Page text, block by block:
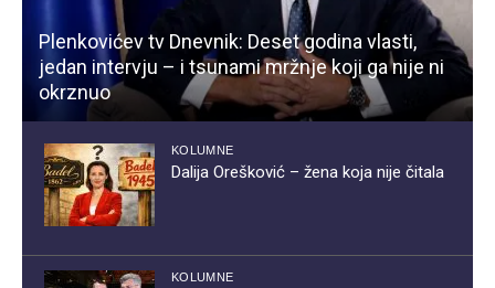
Plenkovićev tv Dnevnik: Deset godina vlasti,
jedan intervju – i tsunami mržnje koji ga nije ni
okrznuo
KOLUMNE
Dalija Orešković – žena koja nije čitala
KOLUMNE